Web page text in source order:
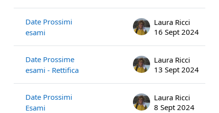
Date Prossimi
esami
Laura Ricci
16 Sept 2024
Date Prossime
esami - Rettifica
Laura Ricci
13 Sept 2024
Date Prossimi
Esami
Laura Ricci
8 Sept 2024